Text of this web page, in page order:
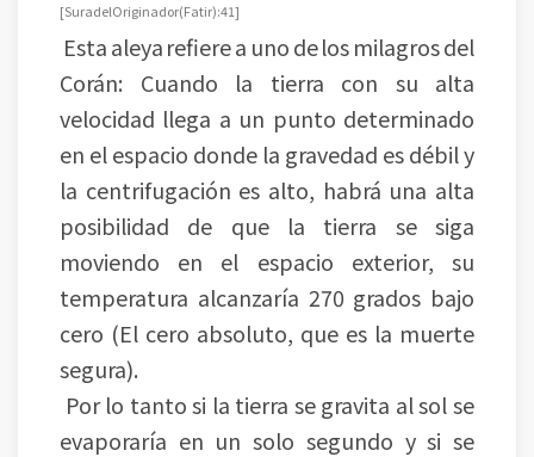
[Sura del Originador (Fatir):41]
Esta aleya refiere a uno de los milagros del
Corán: Cuando la tierra con su alta
velocidad llega a un punto determinado
en el espacio donde la gravedad es débil y
la centrifugación es alto, habrá una alta
posibilidad de que la tierra se siga
moviendo en el espacio exterior, su
temperatura alcanzaría 270 grados bajo
cero (El cero absoluto, que es la muerte
segura).
Por lo tanto si la tierra se gravita al sol se
evaporaría en un solo segundo y si se